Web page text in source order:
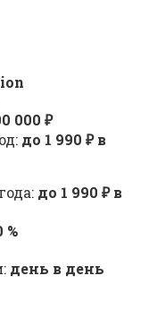
000 ₽
до 1 990 ₽ в
до 1 990 ₽ в
%
день в день